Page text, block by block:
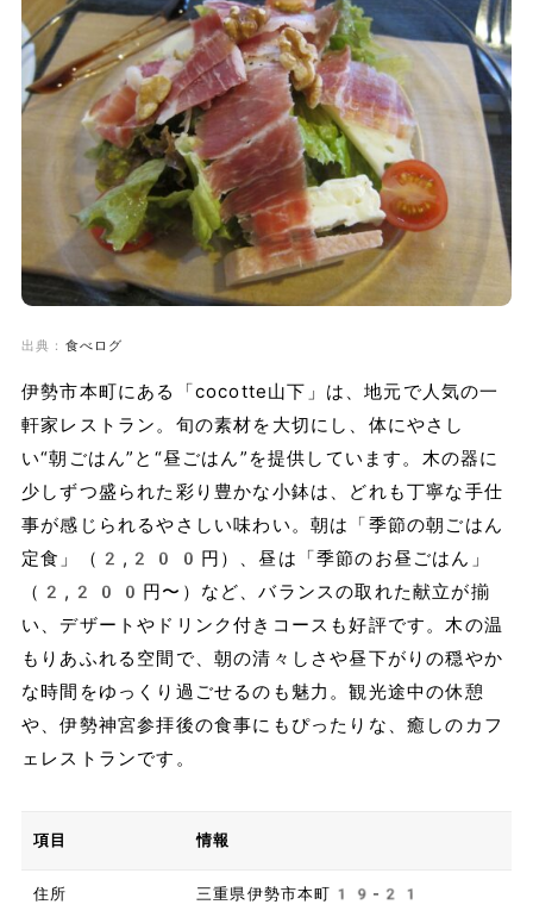
出典： 食べログ
伊勢市本町にある「cocotte山下」は、地元で人気の一
軒家レストラン。旬の素材を大切にし、体にやさし
い“朝ごはん”と“昼ごはん”を提供しています。木の器に
少しずつ盛られた彩り豊かな小鉢は、どれも丁寧な手仕
事が感じられるやさしい味わい。朝は「季節の朝ごはん
定食」（2,200円）、昼は「季節のお昼ごはん」
（2,200円〜）など、バランスの取れた献立が揃
い、デザートやドリンク付きコースも好評です。木の温
もりあふれる空間で、朝の清々しさや昼下がりの穏やか
な時間をゆっくり過ごせるのも魅力。観光途中の休憩
や、伊勢神宮参拝後の食事にもぴったりな、癒しのカフ
ェレストランです。
項目 情報
住所 三重県伊勢市本町19-21